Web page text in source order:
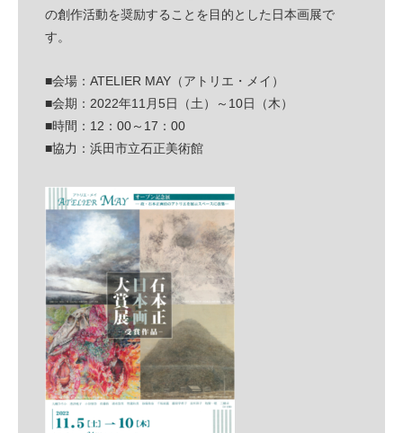
の創作活動を奨励することを目的とした日本画展で
す。
■会場：ATELIER MAY（アトリエ・メイ）
■会期：2022年11月5日（土）～10日（木）
■時間：12：00～17：00
■協力：浜田市立石正美術館